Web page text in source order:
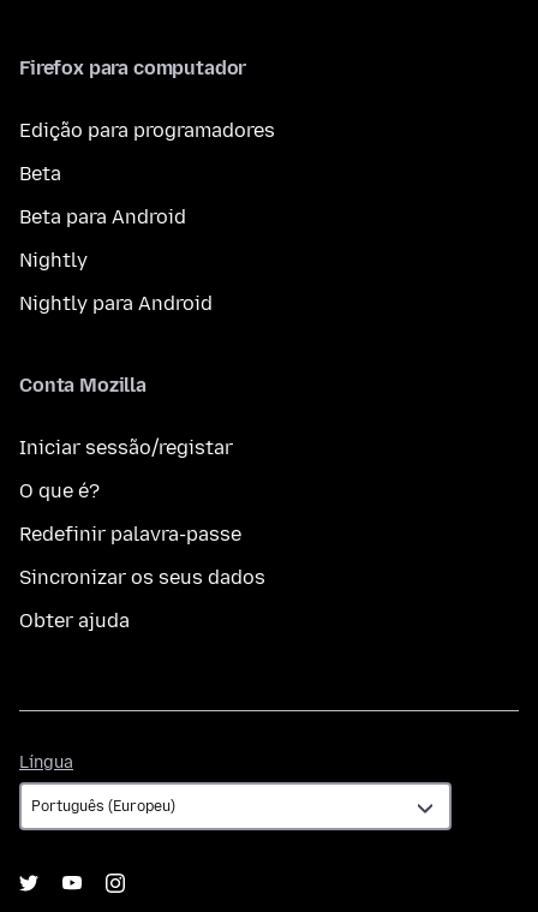
Firefox para computador
Edição para programadores
Beta
Beta para Android
Nightly
Nightly para Android
Conta Mozilla
Iniciar sessão/registar
O que é?
Redefinir palavra-passe
Sincronizar os seus dados
Obter ajuda
Língua